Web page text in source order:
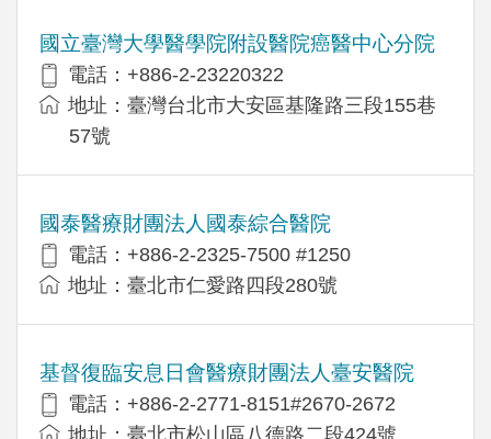
國立臺灣大學醫學院附設醫院癌醫中心分院
電話：+886-2-23220322
地址：臺灣台北市大安區基隆路三段155巷
57號
國泰醫療財團法人國泰綜合醫院
電話：+886-2-2325-7500 #1250
地址：臺北市仁愛路四段280號
基督復臨安息日會醫療財團法人臺安醫院
電話：+886-2-2771-8151#2670-2672
地址：臺北市松山區八德路二段424號